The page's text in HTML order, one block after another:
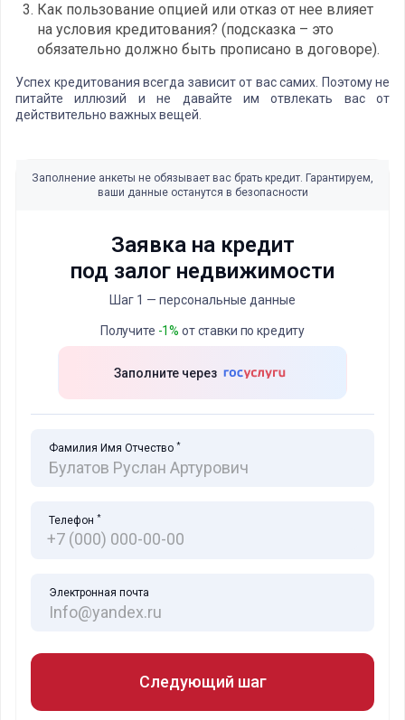
Как пользование опцией или отказ от нее влияет
на условия кредитования? (подсказка – это
обязательно должно быть прописано в договоре).
Успех кредитования всегда зависит от вас самих. Поэтому не
питайте иллюзий и не давайте им отвлекать вас от
действительно важных вещей.
Заполнение анкеты не обязывает вас брать кредит. Гарантируем,
ваши данные останутся в безопасности
Заявка на кредит
под залог недвижимости
Шаг 1 — персональные данные
Получите -1% от ставки по кредиту
Заполните через
Фамилия Имя Отчество *
Телефон *
Электронная почта
Следующий шаг